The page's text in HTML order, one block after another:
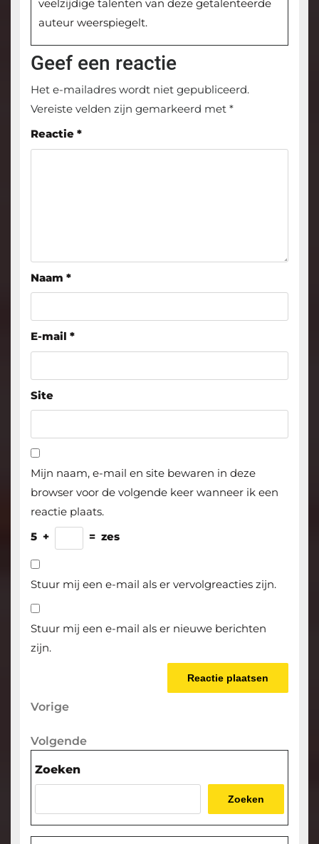
veelzijdige talenten van deze getalenteerde
auteur weerspiegelt.
Geef een reactie
Het e-mailadres wordt niet gepubliceerd.
Vereiste velden zijn gemarkeerd met *
Reactie *
Naam *
E-mail *
Site
Mijn naam, e-mail en site bewaren in deze
browser voor de volgende keer wanneer ik een
reactie plaats.
5 + = zes
Stuur mij een e-mail als er vervolgreacties zijn.
Stuur mij een e-mail als er nieuwe berichten
zijn.
Berichtnavigatie
Vorige
Vorige
Volgende
Volgende
Zoeken
Zoeken